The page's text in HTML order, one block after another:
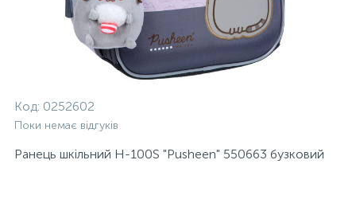
Код: 0252602
Поки немає відгуків
Ранець шкільний H-100S "Pusheen" 550663 бузковий